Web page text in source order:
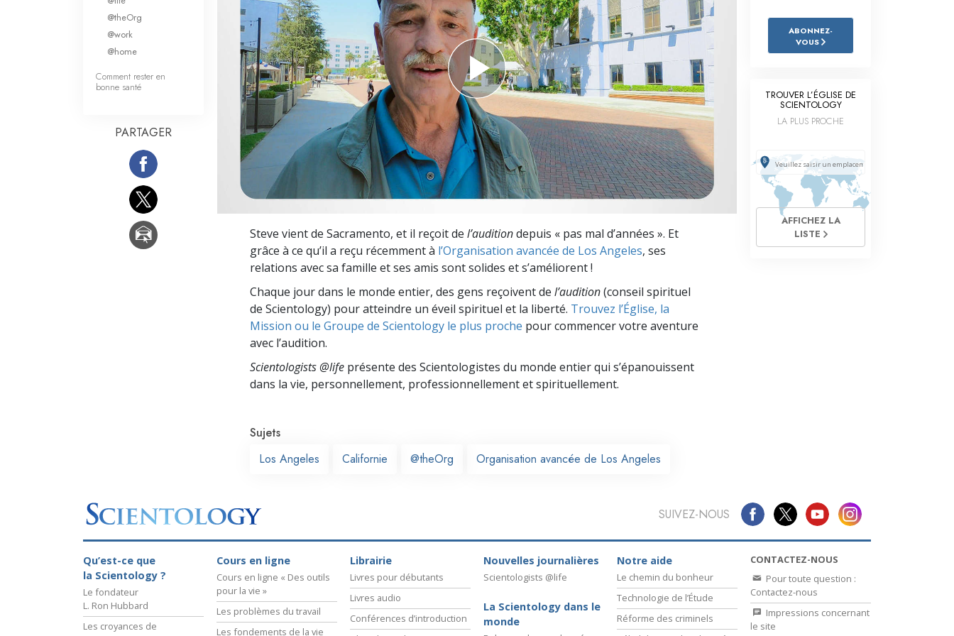
Qu’est-ce que la grandeur ? L’échelle des tons émotionnels
Réponses aux drogues
Les enfants
Des outils pour le monde du travail
L’éthique et les conditions
La raison de l’oppression
Les investigations
Les fondements de l’organisation
Les fondements des relations publiques
Steve vient de Sacramento, et il reçoit de l’auditiondepuis « pas mal d’années ». Et
grâce à ce qu’il a reçu récemment à l’Organisation avancée de Los Angeles, ses
relations avec sa famille et ses amis sont solides et s’améliorent !
Chaque jour dans le monde entier, des gens reçoivent de l’audition(conseil spirituel
de Scientology) pour atteindre un éveil spirituel et la liberté. Trouvez l’Église, la
Mission ou le Groupe de Scientology le plus proche pour commencer votre aventure
avec l’audition.
Scientologists @life présente des Scientologistes du monde entier qui s’épanouissent
dans la vie, personnellement, professionnellement et spirituellement.
Sujets
Los Angeles
Californie @theOrg Organisation avancée de Los Angeles
@theOrg
@work
@home
Comment rester en
bonne santé
PARTAGER
ABONNEZ-
VOUS
TROUVER L’ÉGLISE DE
SCIENTOLOGY
LA PLUS PROCHE
AFFICHEZ LA
LISTE
SUIVEZ-NOUS
Qu’est-ce que
la Scientology ?
Le fondateur
L. Ron Hubbard
Les croyances de
Cours en ligne
Cours en ligne « Des outils
pour la vie »
Les problèmes du travail
Les fondements de la vie
Librairie
Livres pour débutants
Livres audio
Conférences d’introduction
Nouvelles journalières
Scientologists @life
La Scientology dans le
monde
Notre aide
Le chemin du bonheur
Technologie de l’Étude
Réforme des criminels
CONTACTEZ-NOUS
Pour toute question :
Contactez-nous
Impressions concernant
le site